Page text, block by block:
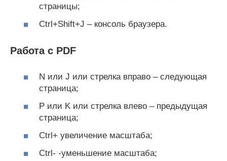
страницы;
Ctrl+Shift+J – консоль браузера.
Работа с PDF
N или J или стрелка вправо – следующая
страница;
P или K или стрелка влево – предыдущая
страница;
Ctrl+ увеличение масштаба;
Ctrl- -уменьшение масштаба;